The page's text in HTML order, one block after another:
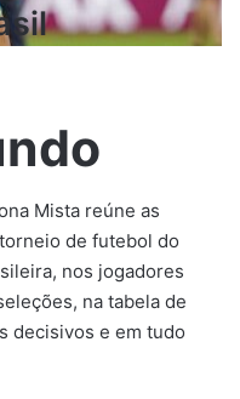
Mista reúne as
de futebol do
nos jogadores
na tabela de
decisivos e em tudo